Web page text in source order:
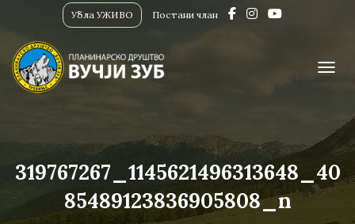
Убла УЖИВО Постани члан
319767267_1145621496313648_40
85489123836905808_n